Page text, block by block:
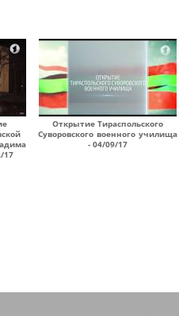
17
Открытие Тираспольского
Суворовского военного училища
- 04/09/17